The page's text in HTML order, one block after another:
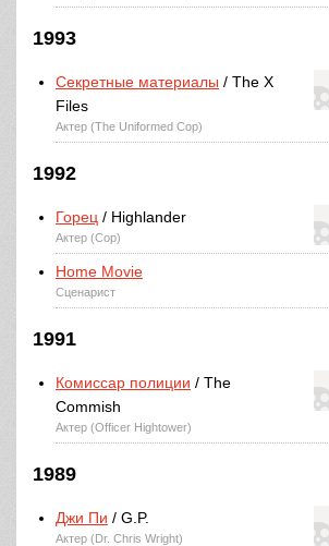
1993
Секретные материалы / The X
Files
Актер (The Uniformed Cop)
1992
Горец / Highlander
Актер (Cop)
Home Movie
Сценарист
1991
Комиссар полиции / The
Commish
Актер (Officer Hightower)
1989
Джи Пи / G.P.
Актер (Dr. Chris Wright)